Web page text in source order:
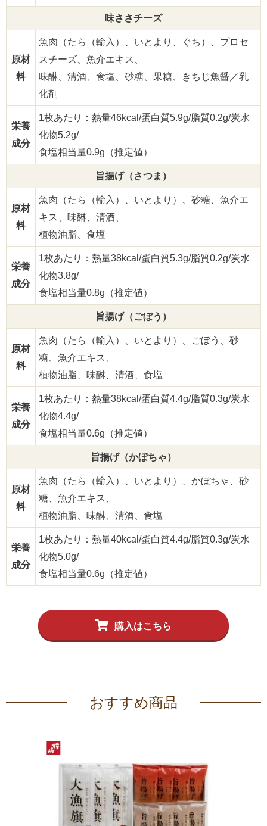
味ささチーズ
原材
料
魚肉（たら（輸入）、いとより、ぐち）、プロセ
スチーズ、魚介エキス、
味醂、清酒、食塩、砂糖、果糖、きちじ魚醤／乳
化剤
栄養
成分
1枚あたり：熱量46kcal/蛋白質5.9g/脂質0.2g/炭水
化物5.2g/
食塩相当量0.9g（推定値）
旨揚げ（さつま）
原材
料
魚肉（たら（輸入）、いとより）、砂糖、魚介エ
キス、味醂、清酒、
植物油脂、食塩
栄養
成分
1枚あたり：熱量38kcal/蛋白質5.3g/脂質0.2g/炭水
化物3.8g/
食塩相当量0.8g（推定値）
旨揚げ（ごぼう）
原材
料
魚肉（たら（輸入）、いとより）、ごぼう、砂
糖、魚介エキス、
植物油脂、味醂、清酒、食塩
栄養
成分
1枚あたり：熱量38kcal/蛋白質4.4g/脂質0.3g/炭水
化物4.4g/
食塩相当量0.6g（推定値）
旨揚げ（かぼちゃ）
原材
料
魚肉（たら（輸入）、いとより）、かぼちゃ、砂
糖、魚介エキス、
植物油脂、味醂、清酒、食塩
栄養
成分
1枚あたり：熱量40kcal/蛋白質4.4g/脂質0.3g/炭水
化物5.0g/
食塩相当量0.6g（推定値）
購入はこちら
おすすめ商品